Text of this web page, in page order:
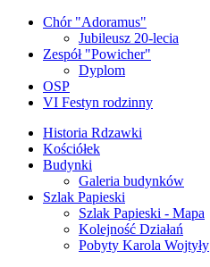
Chór "Adoramus"
Jubileusz 20-lecia
Zespół "Powicher"
Dyplom
OSP
VI Festyn rodzinny
Historia Rdzawki
Kościółek
Budynki
Galeria budynków
Szlak Papieski
Szlak Papieski - Mapa
Kolejność Działań
Pobyty Karola Wojtyły